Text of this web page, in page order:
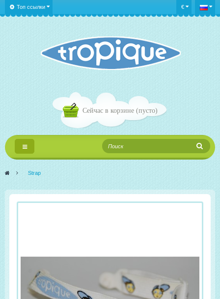
€
Топ ссылки
Сейчас в корзине (пусто)
Переключить
навигации
> Strap